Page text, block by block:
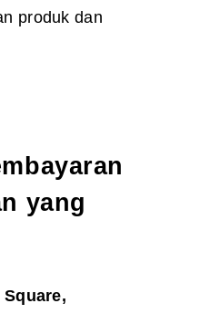
produk dan
yang